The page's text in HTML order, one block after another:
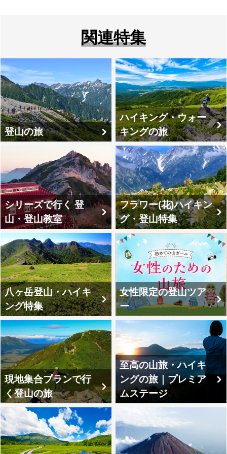
関連特集
登山の旅
ハイキング・ウォー
キングの旅
シリーズで行く 登
山・登山教室
フラワー(花)ハイキン
グ・登山特集
八ヶ岳登山・ハイキ
ング特集
女性限定の登山ツア
ー
現地集合プランで行
く登山の旅
至高の山旅・ハイキ
ングの旅｜プレミア
ムステージ